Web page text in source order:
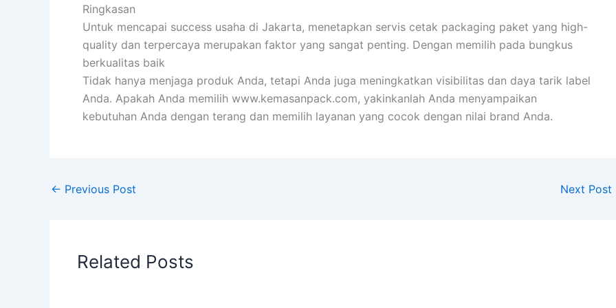
Ringkasan
Untuk mencapai success usaha di Jakarta, menetapkan servis cetak packaging paket yang high-
quality dan terpercaya merupakan faktor yang sangat penting. Dengan memilih pada bungkus
berkualitas baik
Tidak hanya menjaga produk Anda, tetapi Anda juga meningkatkan visibilitas dan daya tarik label
Anda. Apakah Anda memilih www.kemasanpack.com, yakinkanlah Anda menyampaikan
kebutuhan Anda dengan terang dan memilih layanan yang cocok dengan nilai brand Anda.
← Previous Post Next Post
Related Posts